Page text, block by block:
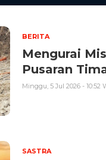
BERITA
Mengurai
Pusaran
Minggu, 5 Jul 2026 - 10:52
SASTRA